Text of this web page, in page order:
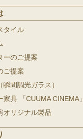
タイル
ーのご提案
ご提案
間調光ガラス）
具 「CUUMA CINEMA」
オリジナル製品